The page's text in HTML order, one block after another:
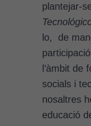
plantejar-
lo, de
l’àmbit de
socials i
nosaltres
educació